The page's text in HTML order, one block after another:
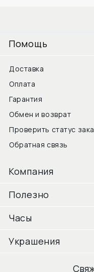
Помощь
Доставка
Оплата
Гарантия
Обмен и возврат
Проверить статус
Обратная связь
Компания
Полезно
Часы
Украшения